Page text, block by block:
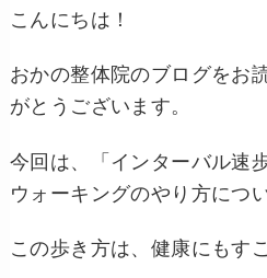
こんにちは！
おかの整体院のブログをお
がとうございます。
今回は、「インターバル速
ウォーキングのやり方につ
この歩き方は、健康にもす